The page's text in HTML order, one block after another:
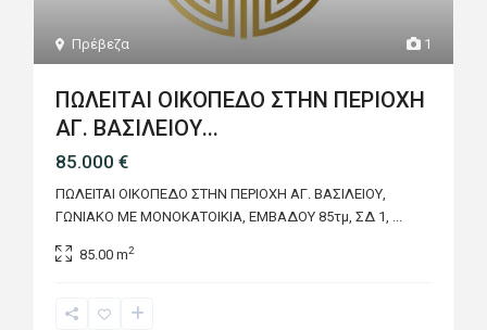
1
Πρέβεζα
ΠΩΛΕΙΤΑΙ ΟΙΚΟΠΕΔΟ ΣΤΗΝ ΠΕΡΙΟΧΗ
ΑΓ. ΒΑΣΙΛΕΙΟΥ...
85.000 €
ΠΩΛΕΙΤΑΙ ΟΙΚΟΠΕΔΟ ΣΤΗΝ ΠΕΡΙΟΧΗ ΑΓ. ΒΑΣΙΛΕΙΟΥ,
ΓΩΝΙΑΚΟ ΜΕ ΜΟΝΟΚΑΤΟΙΚΙΑ, ΕΜΒΑΔΟΥ 85τμ, ΣΔ 1, ...
85.00 m2